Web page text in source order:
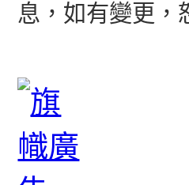
息，如有變更，